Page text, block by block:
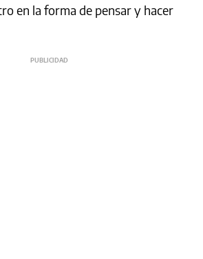
en la forma de pensar y hacer